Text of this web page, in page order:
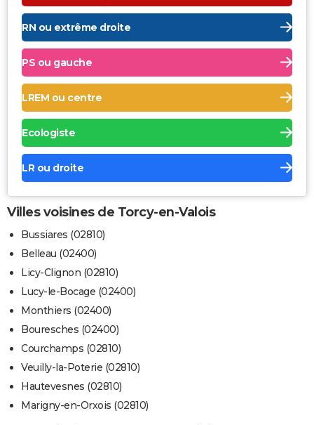
RN ou extrême droite
PS ou gauche
LREM ou centre
Ecologiste
LR ou droite
Villes voisines de Torcy-en-Valois
Bussiares (02810)
Belleau (02400)
Licy-Clignon (02810)
Lucy-le-Bocage (02400)
Monthiers (02400)
Bouresches (02400)
Courchamps (02810)
Veuilly-la-Poterie (02810)
Hautevesnes (02810)
Marigny-en-Orxois (02810)